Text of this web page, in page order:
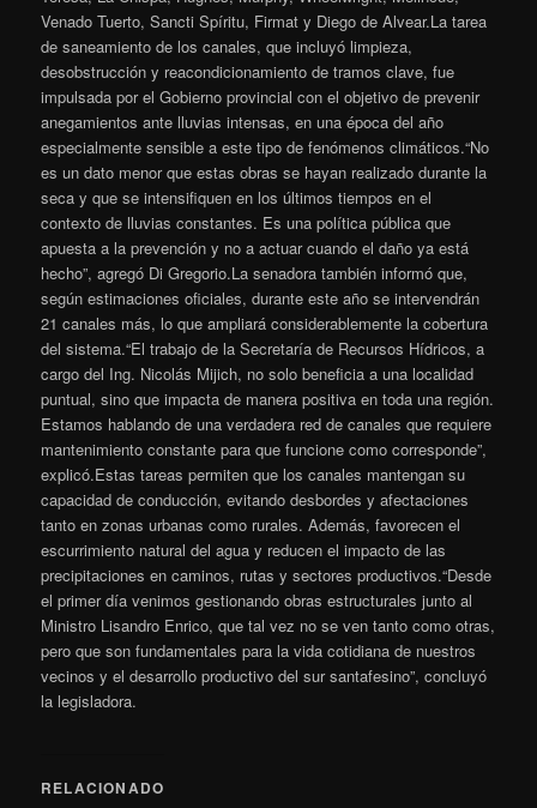
Venado Tuerto, Sancti Spíritu, Firmat y Diego de Alvear.La tarea
de saneamiento de los canales, que incluyó limpieza,
desobstrucción y reacondicionamiento de tramos clave, fue
impulsada por el Gobierno provincial con el objetivo de prevenir
anegamientos ante lluvias intensas, en una época del año
especialmente sensible a este tipo de fenómenos climáticos.“No
es un dato menor que estas obras se hayan realizado durante la
seca y que se intensifiquen en los últimos tiempos en el
contexto de lluvias constantes. Es una política pública que
apuesta a la prevención y no a actuar cuando el daño ya está
hecho”, agregó Di Gregorio.La senadora también informó que,
según estimaciones oficiales, durante este año se intervendrán
21 canales más, lo que ampliará considerablemente la cobertura
del sistema.“El trabajo de la Secretaría de Recursos Hídricos, a
cargo del Ing. Nicolás Mijich, no solo beneficia a una localidad
puntual, sino que impacta de manera positiva en toda una región.
Estamos hablando de una verdadera red de canales que requiere
mantenimiento constante para que funcione como corresponde”,
explicó.Estas tareas permiten que los canales mantengan su
capacidad de conducción, evitando desbordes y afectaciones
tanto en zonas urbanas como rurales. Además, favorecen el
escurrimiento natural del agua y reducen el impacto de las
precipitaciones en caminos, rutas y sectores productivos.“Desde
el primer día venimos gestionando obras estructurales junto al
Ministro Lisandro Enrico, que tal vez no se ven tanto como otras,
pero que son fundamentales para la vida cotidiana de nuestros
vecinos y el desarrollo productivo del sur santafesino”, concluyó
la legisladora.
RELACIONADO